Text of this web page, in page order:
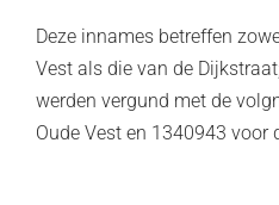
Deze innames betreffen
Vest als die van de
werden vergund met de
Oude Vest en 1340943 voor